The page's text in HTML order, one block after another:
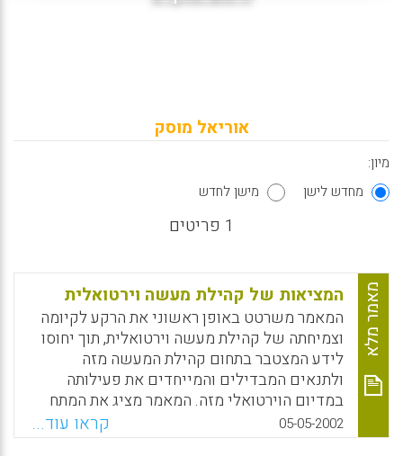
אוריאל מוסק
מיון:
מחדש לישן
מישן לחדש
1 פריטים
מאמר מלא המציאות של קהילת מעשה וירטואלית
המאמר משרטט באופן ראשוני את הרקע לקיומה
וצמיחתה של קהילת מעשה וירטואלית, תוך יחוסו
לידע המצטבר בתחום קהילת המעשה מזה
ולתנאים המבדילים והמייחדים את פעילותה
במדיום הוירטואלי מזה. המאמר מציג את המתח
הקיים ביחס לקהילת המעשה הוירטואלית בין
אפשרות לממשות, את ההכרעה הראשונית
05-05-2002 קראו עוד...